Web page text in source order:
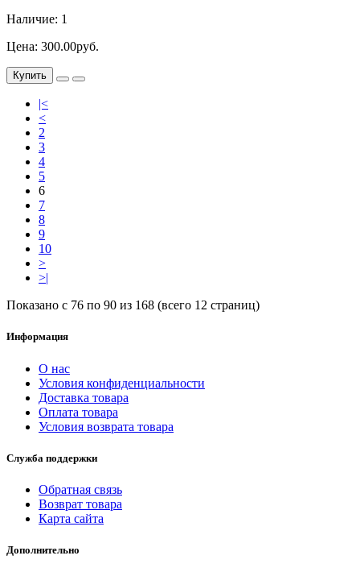
Наличие: 1
Цена: 300.00руб.
Купить
|<
<
2
3
4
5
6
7
8
9
10
>
>|
Показано с 76 по 90 из 168 (всего 12 страниц)
Информация
О нас
Условия конфиденциальности
Доставка товара
Оплата товара
Условия возврата товара
Служба поддержки
Обратная связь
Возврат товара
Карта сайта
Дополнительно